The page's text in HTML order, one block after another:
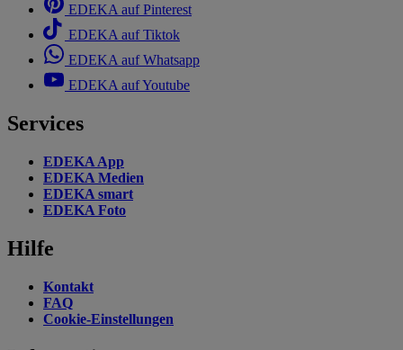
EDEKA auf Pinterest
EDEKA auf Tiktok
EDEKA auf Whatsapp
EDEKA auf Youtube
Services
EDEKA App
EDEKA Medien
EDEKA smart
EDEKA Foto
Hilfe
Kontakt
FAQ
Cookie-Einstellungen